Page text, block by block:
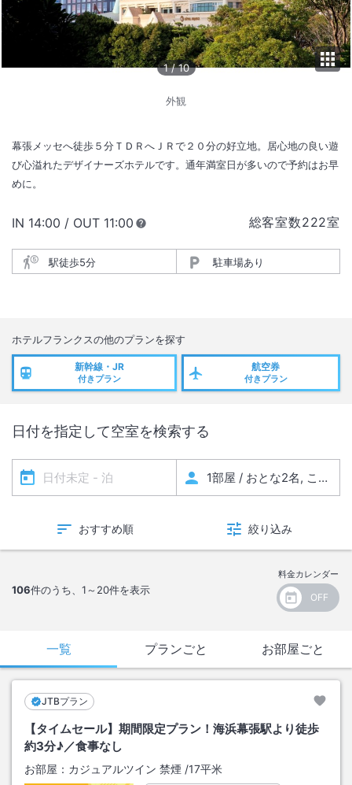
1 /10
外観
幕張メッセへ徒歩５分ＴＤＲへＪＲで２０分の好立地。居心地の良い遊
び心溢れたデザイナーズホテルです。通年満室日が多いので予約はお早
めに。
総客室数222室
IN チェックイン
14:00 / OUT チェックアウト
11:00
駅徒歩5分 駐車場あり
ホテルフランクスの他のプランを探す
新幹線・JR
付きプラン
航空券
付きプラン
日付を指定して空室を検索する
おすすめ順 絞り込み
106件のうち、 1～20件を表示
料金カレンダー
一覧 プランごと お部屋ごと
JTBプラン
【タイムセール】期間限定プラン！海浜幕張駅より徒歩
約3分♪／食事なし
お部屋： カジュアルツイン 禁煙 /17平米